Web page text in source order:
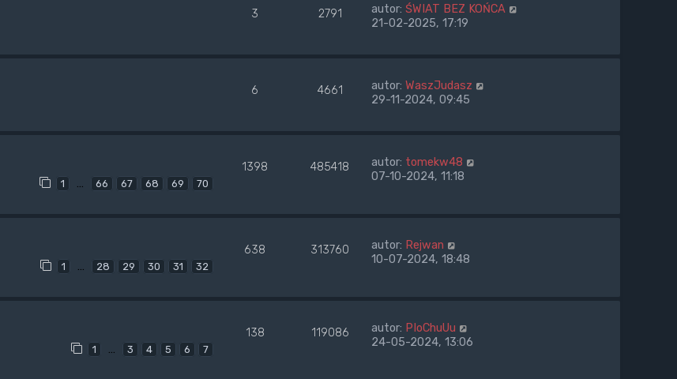
3 2791 autor: ŚWIAT BEZ KOŃCA
21-02-2025, 17:19
6 4661 autor: WaszJudasz
29-11-2024, 09:45
1 … 66 67 68 69 70
1398 485418 autor: tomekw48
07-10-2024, 11:18
1 … 28 29 30 31 32
638 313760 autor: Rejwan
10-07-2024, 18:48
1 … 3 4 5 6 7
138 119086 autor: PIoChuUu
24-05-2024, 13:06